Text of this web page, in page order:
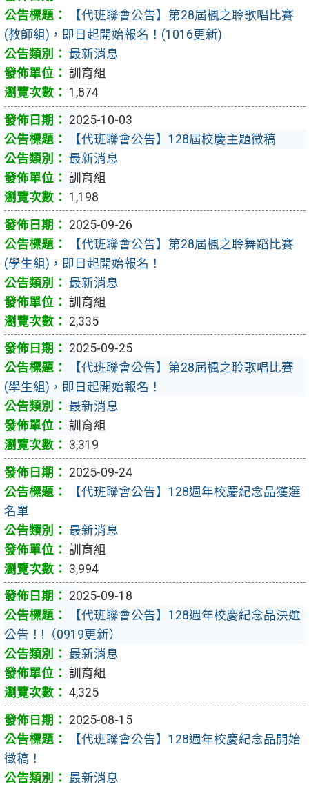
【代班聯會公告】第28屆楓之聆歌唱比賽
(教師組)，即日起開始報名！(1016更新)
最新消息
訓育組
1,874
2025-10-03
【代班聯會公告】128屆校慶主題徵稿
最新消息
訓育組
1,198
2025-09-26
【代班聯會公告】第28屆楓之聆舞蹈比賽
(學生組)，即日起開始報名！
最新消息
訓育組
2,335
2025-09-25
【代班聯會公告】第28屆楓之聆歌唱比賽
(學生組)，即日起開始報名！
最新消息
訓育組
3,319
2025-09-24
【代班聯會公告】128週年校慶紀念品獲選
名單
最新消息
訓育組
3,994
2025-09-18
【代班聯會公告】128週年校慶紀念品決選
公告！!（0919更新）
最新消息
訓育組
4,325
2025-08-15
【代班聯會公告】128週年校慶紀念品開始
徵稿！
最新消息